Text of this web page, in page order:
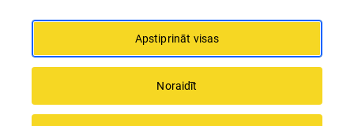
Apstiprināt visas
Noraidīt
Komanda